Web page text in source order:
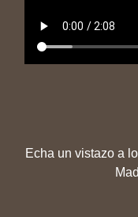
Echa un vistazo a